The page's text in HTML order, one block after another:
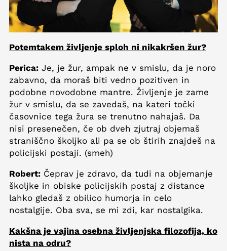
Potemtakem življenje sploh ni nikakršen žur?
Perica: Je, je žur, ampak ne v smislu, da je noro
zabavno, da moraš biti vedno pozitiven in
podobne novodobne mantre. Življenje je zame
žur v smislu, da se zavedaš, na kateri točki
časovnice tega žura se trenutno nahajaš. Da
nisi presenečen, če ob dveh zjutraj objemaš
straniščno školjko ali pa se ob štirih znajdeš na
policijski postaji. (smeh)
Robert: Čeprav je zdravo, da tudi na objemanje
školjke in obiske policijskih postaj z distance
lahko gledaš z obilico humorja in celo
nostalgije. Oba sva, se mi zdi, kar nostalgika.
Kakšna je vajina osebna življenjska filozofija, ko
nista na odru?